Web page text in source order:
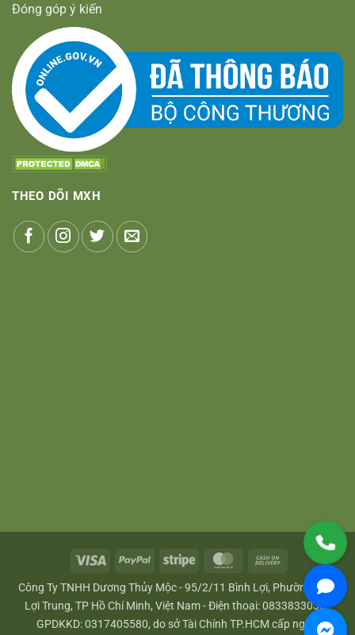
Đóng góp ý kiến
THEO DÕI MXH
Visa PayPal Stripe MasterCardCash
Delivery
Công Ty TNHH Dương Thủy Mộc - 95/2/11 Bình Lợi, Phường Bình
Lợi Trung, TP Hồ Chí Minh, Việt Nam - Điện thoại: 0833833033 -
GPDKKD: 0317405580, do sở Tài Chính TP.HCM cấp ngày: